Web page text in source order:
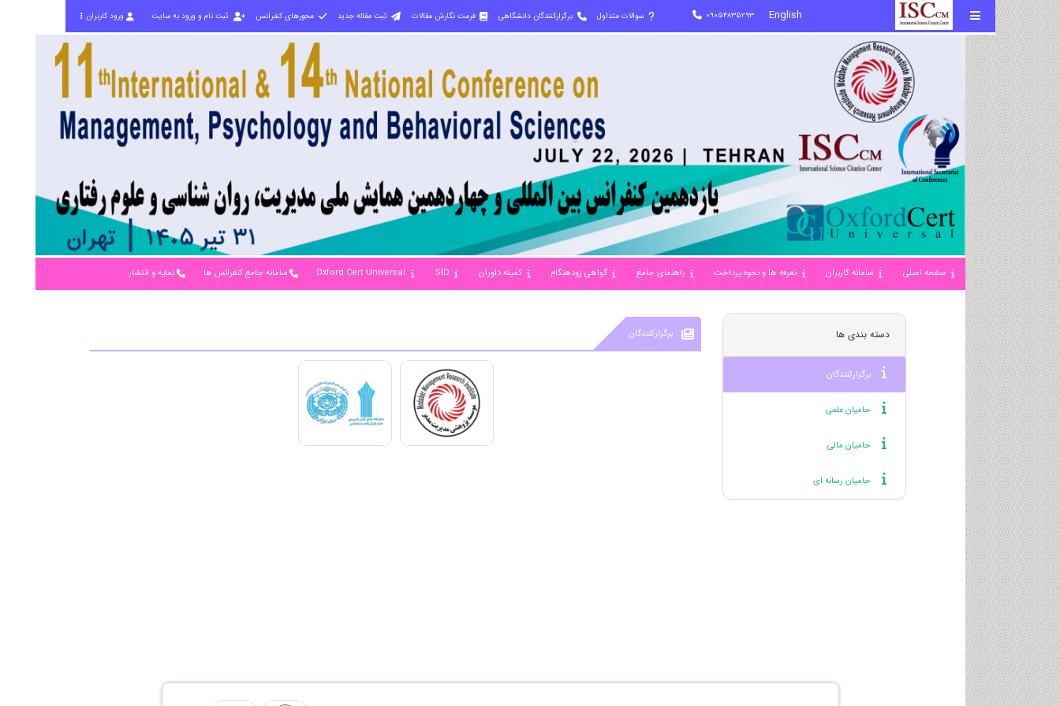
English
09054835293 سوالات متداول برگزارکنندگان دانشگاهی فرمت نگارش مقالات ثبت مقاله جدید محورهای کنفرانس ثبت نام و ورود به سایت ورود کاربران
صفحه اصلی سامانه کاربران تعرفه ها و نحوه پرداخت راهنمای جامع گواهی زودهنگام کمیته داوران SID
Oxford Cert Universal سامانه جامع کنفرانس ها نمایه و انتشار
دسته بندی ها
برگزارکنندگان
حامیان علمی
حامیان مالی
حامیان رسانه ای
برگزارکنندگان